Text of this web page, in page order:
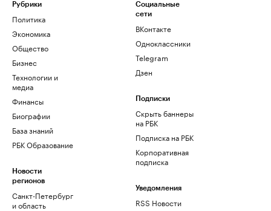
Рубрики
Политика
Экономика
Общество
Бизнес
Технологии и
медиа
Финансы
Биографии
База знаний
РБК Образование
Новости
регионов
Санкт-Петербург
и область
Социальные
сети
ВКонтакте
Одноклассники
Telegram
Дзен
Подписки
Скрыть баннеры
на РБК
Подписка на РБК
Корпоративная
подписка
Уведомления
RSS Новости